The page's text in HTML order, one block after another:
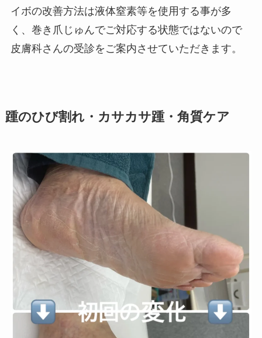
イボの改善方法は液体窒素等を使用する事が多
く、巻き爪じゅんでご対応する状態ではないので
皮膚科さんの受診をご案内させていただきます。
踵のひび割れ・カサカサ踵・角質ケア